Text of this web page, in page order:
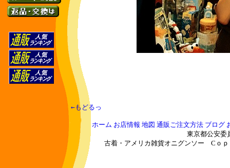
←もどるっ
ホーム お店情報 地図 通販ご注文方法 ブログ
東京都公安委
古着・アメリカ雑貨オニグンソー Cｏｐ